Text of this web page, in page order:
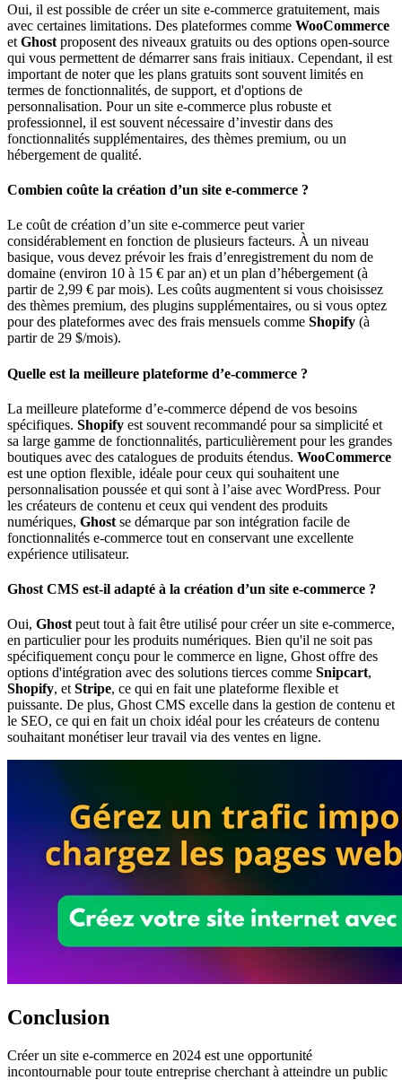
Oui, il est possible de créer un site e-commerce gratuitement, mais
avec certaines limitations. Des plateformes comme WooCommerce
et Ghost proposent des niveaux gratuits ou des options open-source
qui vous permettent de démarrer sans frais initiaux. Cependant, il est
important de noter que les plans gratuits sont souvent limités en
termes de fonctionnalités, de support, et d'options de
personnalisation. Pour un site e-commerce plus robuste et
professionnel, il est souvent nécessaire d’investir dans des
fonctionnalités supplémentaires, des thèmes premium, ou un
hébergement de qualité.
Combien coûte la création d’un site e-commerce ?
Le coût de création d’un site e-commerce peut varier
considérablement en fonction de plusieurs facteurs. À un niveau
basique, vous devez prévoir les frais d’enregistrement du nom de
domaine (environ 10 à 15 € par an) et un plan d’hébergement (à
partir de 2,99 € par mois). Les coûts augmentent si vous choisissez
des thèmes premium, des plugins supplémentaires, ou si vous optez
pour des plateformes avec des frais mensuels comme Shopify (à
partir de 29 $/mois).
Quelle est la meilleure plateforme d’e-commerce ?
La meilleure plateforme d’e-commerce dépend de vos besoins
spécifiques. Shopify est souvent recommandé pour sa simplicité et
sa large gamme de fonctionnalités, particulièrement pour les grandes
boutiques avec des catalogues de produits étendus. WooCommerce
est une option flexible, idéale pour ceux qui souhaitent une
personnalisation poussée et qui sont à l’aise avec WordPress. Pour
les créateurs de contenu et ceux qui vendent des produits
numériques, Ghost se démarque par son intégration facile de
fonctionnalités e-commerce tout en conservant une excellente
expérience utilisateur.
Ghost CMS est-il adapté à la création d’un site e-commerce ?
Oui, Ghost peut tout à fait être utilisé pour créer un site e-commerce,
en particulier pour les produits numériques. Bien qu'il ne soit pas
spécifiquement conçu pour le commerce en ligne, Ghost offre des
options d'intégration avec des solutions tierces comme Snipcart,
Shopify, et Stripe, ce qui en fait une plateforme flexible et
puissante. De plus, Ghost CMS excelle dans la gestion de contenu et
le SEO, ce qui en fait un choix idéal pour les créateurs de contenu
souhaitant monétiser leur travail via des ventes en ligne.
Conclusion
Créer un site e-commerce en 2024 est une opportunité
incontournable pour toute entreprise cherchant à atteindre un public